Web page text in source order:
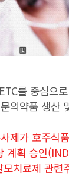
를 중심으
의약품 생산
제가 호주식
계획 승인
치료제 관련